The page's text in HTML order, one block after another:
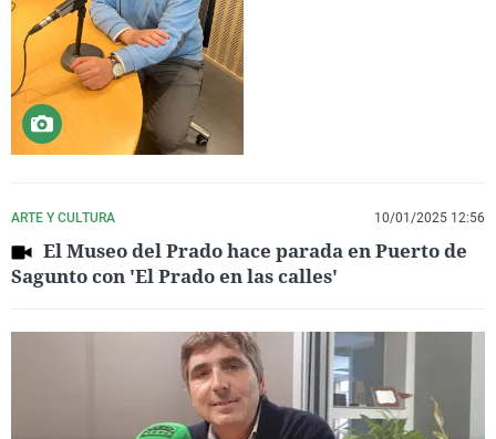
ARTE Y CULTURA 10/01/2025 12:56
El Museo del Prado hace parada en Puerto de
Sagunto con 'El Prado en las calles'